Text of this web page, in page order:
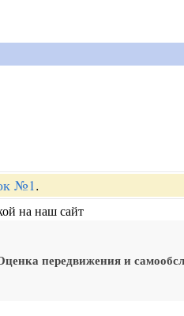
№1.
на наш сайт
передвижения и